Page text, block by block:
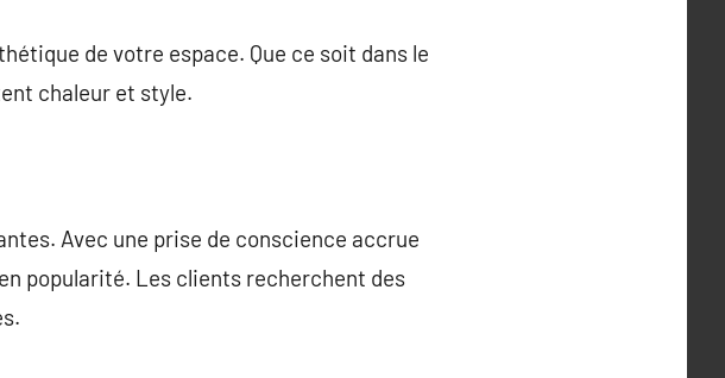
de votre espace. Que ce soit dans le
chaleur et style.
Avec une prise de conscience accrue
popularité. Les clients recherchent des